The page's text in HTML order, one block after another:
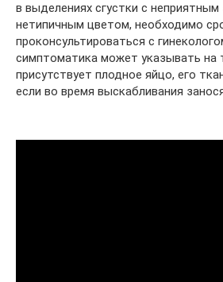
в выделениях сгустки с неприятным
нетипичным цветом, необходимо
проконсультироваться с
симптоматика может указывать на
присутствует плодное яйцо, его
если во время выскабливания